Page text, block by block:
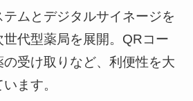
テムとデジタルサイネージを
代型薬局を展開。QRコー
の受け取りなど、利便性を大
ます。